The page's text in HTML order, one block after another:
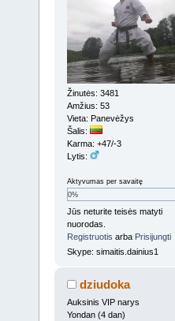
Žinutės: 3481
Amžius: 53
Vieta: Panevėžys
Šalis:
Karma: +47/-3
Lytis:
Aktyvumas per savaitę
0%
Jūs neturite teisės matyti
nuorodas.
Registruotis arba Prisijungti
Skype: simaitis.dainius1
dziudoka
Auksinis VIP narys
Yondan (4 dan)